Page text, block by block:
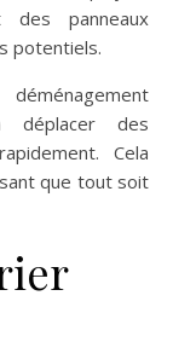
panneaux
potentiels.
déplacer des
Cela
que tout soit